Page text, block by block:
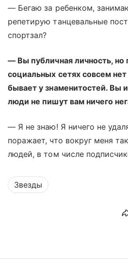
— Бегаю за ребенком,
репетирую танцевальные
спортзал?
— Вы публичная личность,
социальных сетях совсем нет
бывает у знаменитостей. Вы
люди не пишут вам ничего
— Я не знаю! Я ничего не
поражает, что вокруг меня
людей, в том числе
Звезды